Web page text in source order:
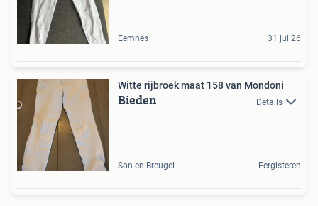
Eemnes 31 jul 26
Witte rijbroek maat 158 van Mondoni
Bieden Details
Son en Breugel Eergisteren